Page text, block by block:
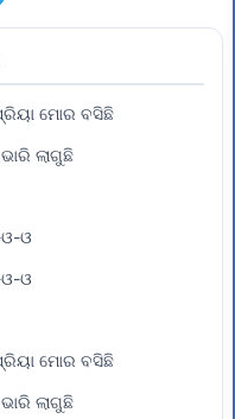
ମୋର ବସିଛି
ଲାଗୁଛି
ଓ
ଓ
ମୋର ବସିଛି
ଲାଗୁଛି